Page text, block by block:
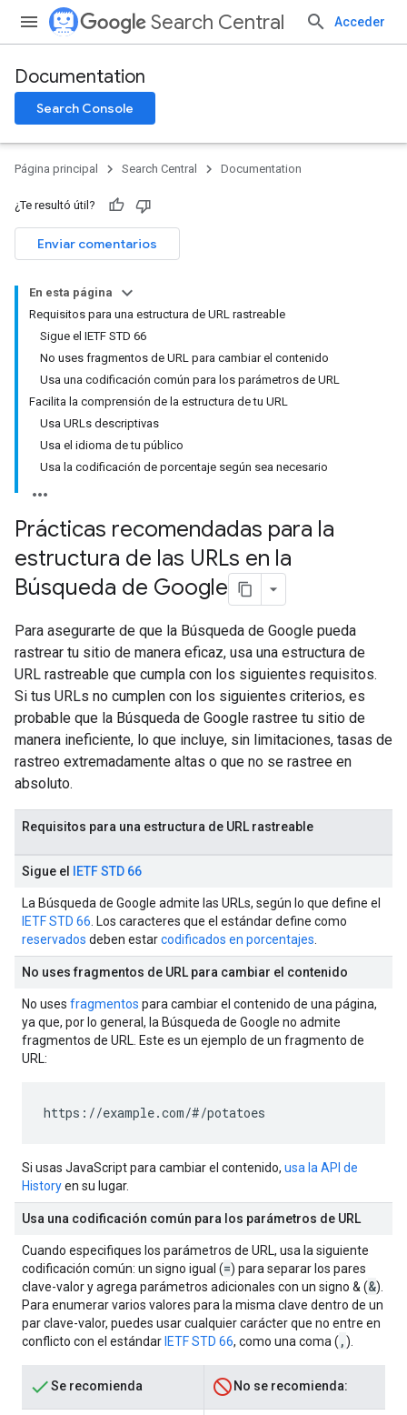
Search Central Acceder
Documentation
Search Console
Página principal Search Central Documentation
¿Te resultó útil?
Enviar comentarios
En esta página
Requisitos para una estructura de URL rastreable
Sigue el IETF STD 66
No uses fragmentos de URL para cambiar el contenido
Usa una codificación común para los parámetros de URL
Facilita la comprensión de la estructura de tu URL
Usa URLs descriptivas
Usa el idioma de tu público
Usa la codificación de porcentaje según sea necesario
Prácticas recomendadas para la
estructura de las URLs en la
Búsqueda de Google
Para asegurarte de que la Búsqueda de Google pueda
rastrear tu sitio de manera eficaz, usa una estructura de
URL rastreable que cumpla con los siguientes requisitos.
Si tus URLs no cumplen con los siguientes criterios, es
probable que la Búsqueda de Google rastree tu sitio de
manera ineficiente, lo que incluye, sin limitaciones, tasas de
rastreo extremadamente altas o que no se rastree en
absoluto.
Requisitos para una estructura de URL rastreable
Sigue el IETF STD 66
La Búsqueda de Google admite las URLs, según lo que define el
IETF STD 66 . Los caracteres que el estándar define como
reservados deben estarcodificados en porcentajes
No uses fragmentos de URL para cambiar el contenido
No uses fragmentos para cambiar el contenido de una página,
ya que, por lo general, la Búsqueda de Google no admite
fragmentos de URL. Este es un ejemplo de un fragmento de
URL:
https://example.com/#/potatoes
Si usas JavaScript para cambiar el contenido, usa la API de
Historyen su lugar.
Usa una codificación común para los parámetros de URL
Cuando especifiques los parámetros de URL, usa la siguiente
codificación común: un signo igual (=) para separar los pares
clave-valor y agrega parámetros adicionales con un signo & (&).
Para enumerar varios valores para la misma clave dentro de un
par clave-valor, puedes usar cualquier carácter que no entre en
conflicto con el estándar IETF STD 66, como una coma ( ,).
Se recomienda No se recomienda: